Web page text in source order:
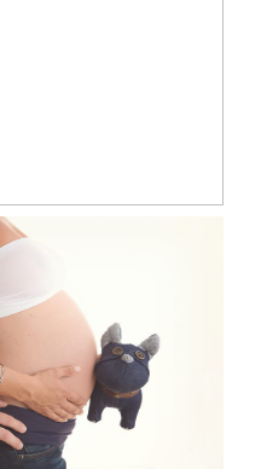
grossesse en
Castres